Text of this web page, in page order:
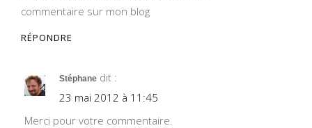
commentaire sur mon blog
RÉPONDRE
Stéphane dit :
23 mai 2012 à 11:45
Merci pour votre commentaire.